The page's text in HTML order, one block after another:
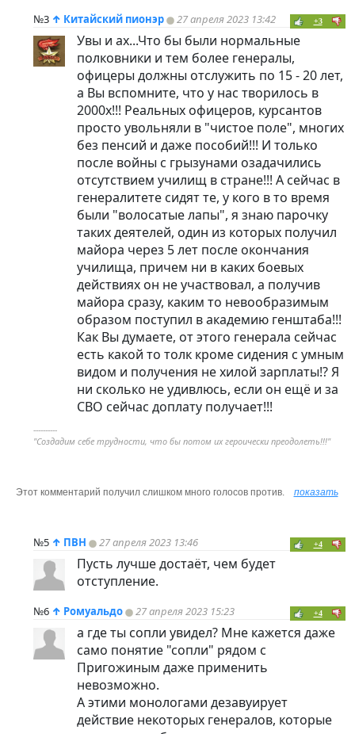
№3 ↑ Китайский пионэр 27 апреля 2023 13:42 +3
Увы и ах...Что бы были нормальные
полковники и тем более генералы,
офицеры должны отслужить по 15 - 20 лет,
а Вы вспомните, что у нас творилось в
2000х!!! Реальных офицеров, курсантов
просто увольняли в "чистое поле", многих
без пенсий и даже пособий!!! И только
после войны с грызунами озадачились
отсутствием училищ в стране!!! А сейчас в
генералитете сидят те, у кого в то время
были "волосатые лапы", я знаю парочку
таких деятелей, один из которых получил
майора через 5 лет после окончания
училища, причем ни в каких боевых
действиях он не участвовал, а получив
майора сразу, каким то невообразимым
образом поступил в академию генштаба!!!
Как Вы думаете, от этого генерала сейчас
есть какой то толк кроме сидения с умным
видом и получения не хилой зарплаты!? Я
ни сколько не удивлюсь, если он ещё и за
СВО сейчас доплату получает!!!
----------
"Создадим себе трудности, что бы потом их героически преодолеть!!!"
Этот комментарий получил слишком много голосов против. показать
№5 ↑ ПВН 27 апреля 2023 13:46 +4
Пусть лучше достаёт, чем будет
отступление.
№6 ↑ Ромуальдо 27 апреля 2023 15:23 +4
а где ты сопли увидел? Мне кажется даже
само понятие "сопли" рядом с
Пригожиным даже применить
невозможно.
А этими монологами дезавуирует
действие некоторых генералов, которые